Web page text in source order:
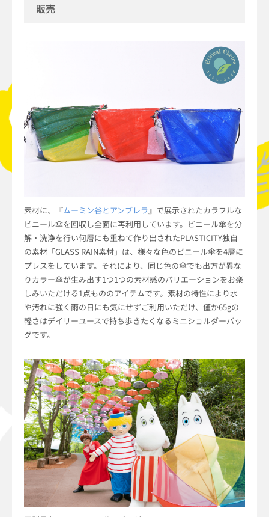
販売
素材に、『ムーミン谷とアンブレラ』で展示されたカラフルな
ビニール傘を回収し全面に再利用しています。ビニール傘を分
解・洗浄を行い何層にも重ねて作り出されたPLASTICITY独自
の素材「GLASS RAIN素材」は、様々な色のビニール傘を4層に
プレスをしています。それにより、同じ色の傘でも出方が異な
りカラー傘が生み出す1つ1つの素材感のバリエーションをお楽
しみいただける1点もののアイテムです。素材の特性により水
や汚れに強く雨の日にも気にせずご利用いただけ、僅か65gの
軽さはデイリーユースで持ち歩きたくなるミニショルダーバッ
グです。